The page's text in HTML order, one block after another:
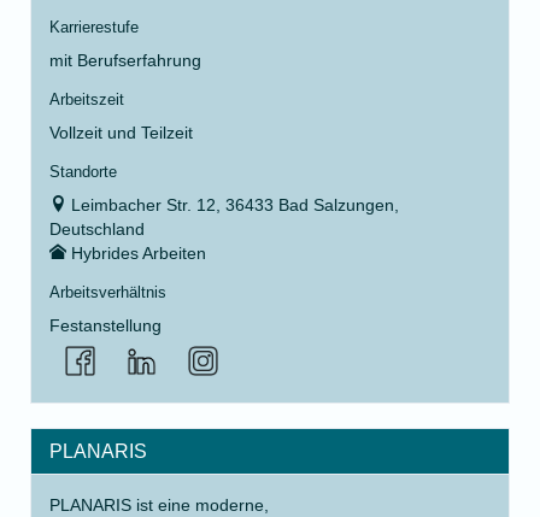
Karrierestufe
mit Berufserfahrung
Arbeitszeit
Vollzeit und Teilzeit
Standorte
Leimbacher Str. 12, 36433 Bad Salzungen,
Deutschland
Hybrides Arbeiten
Arbeitsverhältnis
Festanstellung
PLANARIS
PLANARIS ist eine moderne,